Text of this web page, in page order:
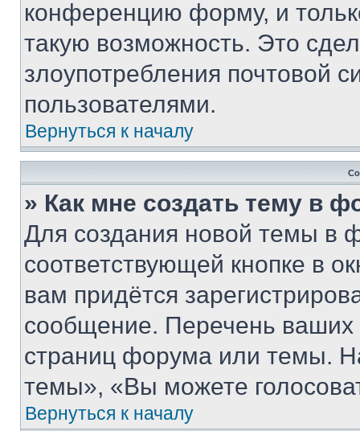
конференцию форму, и
такую возможность. Это
злоупотребления почтовой
пользователями.
Вернуться к началу
» Как мне создать тему в
Для создания новой темы в
соответствующей кнопке в
вам придётся
сообщение. Перечень ваших
страниц форума или темы.
темы», «Вы можете
Вернуться к началу